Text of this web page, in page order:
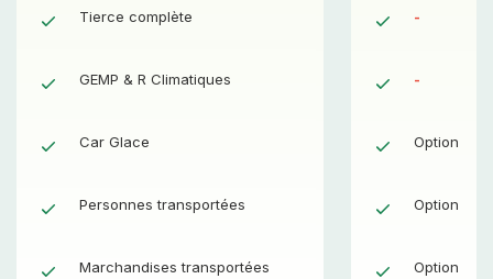
Tierce complète
GEMP & R Climatiques
Car Glace
Personnes transportées
Marchandises transportées
Oui
Oui
Option
Option
Option
-
-
Option
Option
Option